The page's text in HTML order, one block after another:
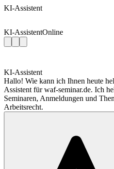
KI-Assistent
KI-AssistentOnline
KI-Assistent
Hallo! Wie kann ich Ihnen heute
Assistent für waf-seminar.de. Ich
Seminaren, Anmeldungen und
Arbeitsrecht.